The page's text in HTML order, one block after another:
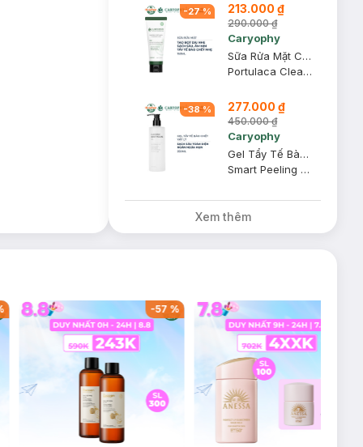
-27% 213.000 ₫
290.000 ₫
Caryophy
Sữa Rửa Mặt Caryophy Ngăn Ngừa Mụn Giảm Thâm 150ml
Portulaca Cleansing Foam
-38% 277.000 ₫
450.000 ₫
Caryophy
Gel Tẩy Tế Bào Chết Caryophy Ngăn Ngừa Mụn 250ml
Smart Peeling Gel
Xem thêm
-57 %